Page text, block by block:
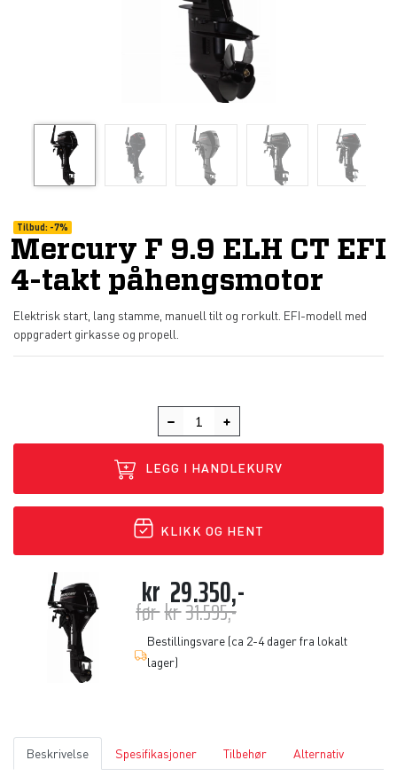
Tilbud: -7%
Mercury F 9.9 ELH CT EFI
4-takt påhengsmotor
Elektrisk start, lang stamme, manuell tilt og rorkult. EFI-modell med
oppgradert girkasse og propell.
LEGG I HANDLEKURV
KLIKK OG HENT
kr 29.350,-
førkr31.595,-
Bestillingsvare (ca 2-4 dager fra lokalt
lager)
Beskrivelse Spesifikasjoner Tilbehør Alternativ